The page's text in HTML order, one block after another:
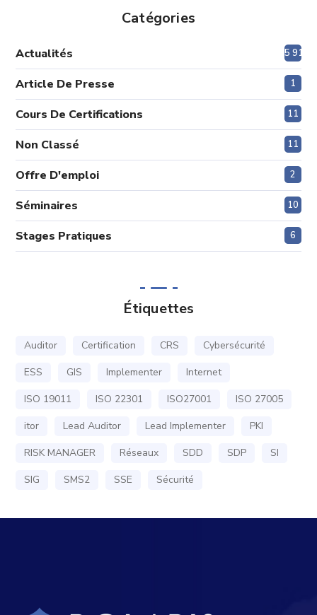
Catégories
Actualités 5 915
Article De Presse 1
Cours De Certifications 11
Non Classé 11
Offre D'emploi 2
Séminaires 10
Stages Pratiques 6
Étiquettes
Auditor Certification CRS
Cybersécurité
ESS
GIS Implementer
Internet
ISO 19011
ISO 22301 ISO27001
ISO 27005
itor
Lead Auditor Lead Implementer
PKI
RISK MANAGER
Réseaux SDD SDP
SI
SIG
SMS2 SSE Sécurité